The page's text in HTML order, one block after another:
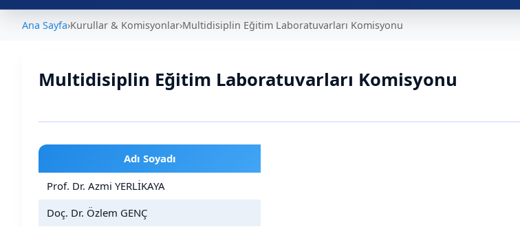
Ana Sayfa›Kurullar & Komisyonlar›Multidisiplin Eğitim Laboratuvarları Komisyonu
Multidisiplin Eğitim Laboratuvarları Komisyonu
Tablo
Adı Soyadı
Prof. Dr. Azmi YERLİKAYA
Doç. Dr. Özlem GENÇ